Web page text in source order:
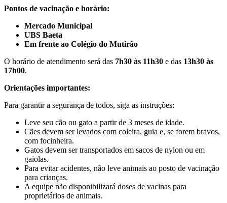
Pontos de vacinação e horário:
Mercado Municipal
UBS Baeta
Em frente ao Colégio do Mutirão
O horário de atendimento será das 7h30 às 11h30 e das 13h30 às
17h00.
Orientações importantes:
Para garantir a segurança de todos, siga as instruções:
Leve seu cão ou gato a partir de 3 meses de idade.
Cães devem ser levados com coleira, guia e, se forem bravos,
com focinheira.
Gatos devem ser transportados em sacos de nylon ou em
gaiolas.
Para evitar acidentes, não leve animais ao posto de vacinação
para crianças.
A equipe não disponibilizará doses de vacinas para
proprietários de animais.